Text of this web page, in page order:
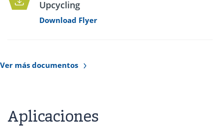
Upcycling
Download Flyer
Ver más documentos
Aplicaciones